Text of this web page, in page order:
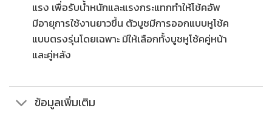
แรง เพื่อรับน้ำหนักและแรงกระแทกทำให้โช้คอัพ
มีอายุการใช้งานยาวขึ้น ตัวบูชมีการออกแบบหูโช้ค
แบบตรงรุ่นโดยเฉพาะ มีให้เลือกทั้งบูชหูโช้คคู่หน้า
และคู่หลัง
ข้อมูลเพิ่มเติม